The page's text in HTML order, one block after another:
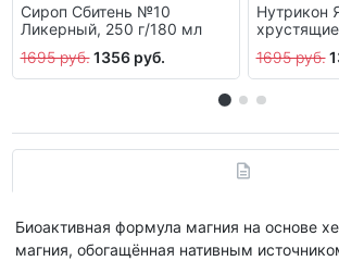
Сироп Сбитень №10
Ликерный, 250 г/180 мл
1695 руб. 1356 руб.
Нутрикон
1695 руб.
Биоактивная формула магния на основе
магния, обогащённая нативным